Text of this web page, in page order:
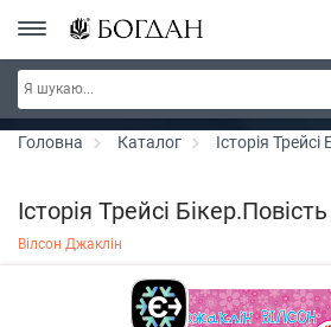
РОЗПРОДАЖ ~ 150 грн ~ 200 грн ~ 250 грн ~
300 грн ~ РОЗПРОДАЖ
Головна Каталог Історія Трейсі
Історія Трейсі Бікер.Повість
Вілсон Джаклін